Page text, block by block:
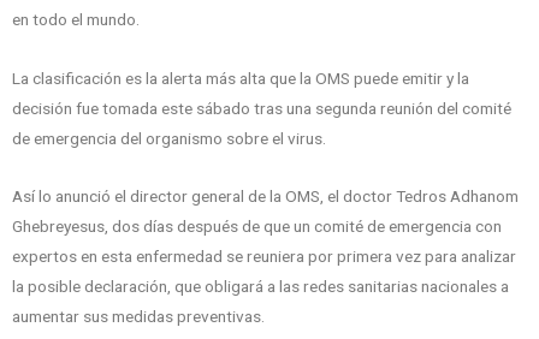
en todo el mundo.
La clasificación es la alerta más alta que la OMS puede emitir y la
decisión fue tomada este sábado tras una segunda reunión del comité
de emergencia del organismo sobre el virus.
Así lo anunció el director general de la OMS, el doctor Tedros Adhanom
Ghebreyesus, dos días después de que un comité de emergencia con
expertos en esta enfermedad se reuniera por primera vez para analizar
la posible declaración, que obligará a las redes sanitarias nacionales a
aumentar sus medidas preventivas.